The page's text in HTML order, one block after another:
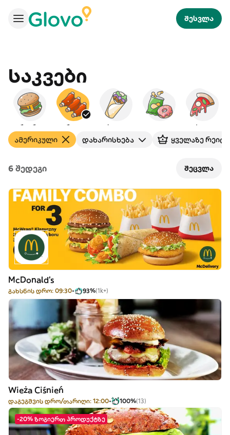
შესვლა
Საკვები
ბურგერები ამერიკული ქაბაბი პიცა
ამერიკული დახარისხება ყველაზე
6 შედეგი შეცვლა
McDonald's
გახსნის დრო: 09:30 93%(1k+)
Wieża Ciśnień
დაგეგმვის დრო/თარიღი: 12:00 100%(13)
-20% ზოგიერთ პროდუქტზე